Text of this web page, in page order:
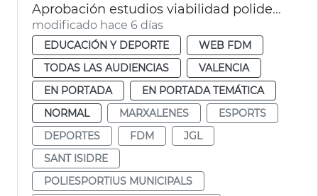
Aprobación estudios viabilidad polideportivos San Isidro Marxalenes
modificado hace 6 días
EDUCACIÓN Y DEPORTE
WEB FDM
TODAS LAS AUDIENCIAS
VALENCIA
EN PORTADA
EN PORTADA TEMÁTICA
NORMAL
MARXALENES
ESPORTS
DEPORTES
FDM
JGL
SANT ISIDRE
POLIESPORTIUS MUNICIPALS